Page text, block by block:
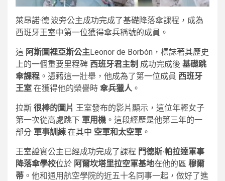
萊昂諾·德·波旁公主成功完成了基礎降落傘課程，成為
西班牙王室中第一位獲得傘兵稱號的成員。
這 阿斯圖裡亞斯公主Leonor de Borbón，標誌著其歷史
上的一個重要里程碑 西班牙君主制 成功完成後 基礎跳
傘課程 。憑藉這一壯舉，他成為了第一位成員 西班牙
王室 在獲得他的榮譽時 傘兵獵人 。
拉斯 很棒的圖片 王室發布的影片顯示，這位年輕女子
第一次從高處跳下 軍用機 。這段經歷是他第三年的一
部分 軍事訓練 在其中 空軍和太空軍 。
王室證實公主已經成功完成了課程 門德斯·帕拉達軍事
降落傘學校位於 阿爾坎塔里拉空軍基地在他的區 穆爾
蒂 。他和通用航空學院的近五十名同事一起，做好了進